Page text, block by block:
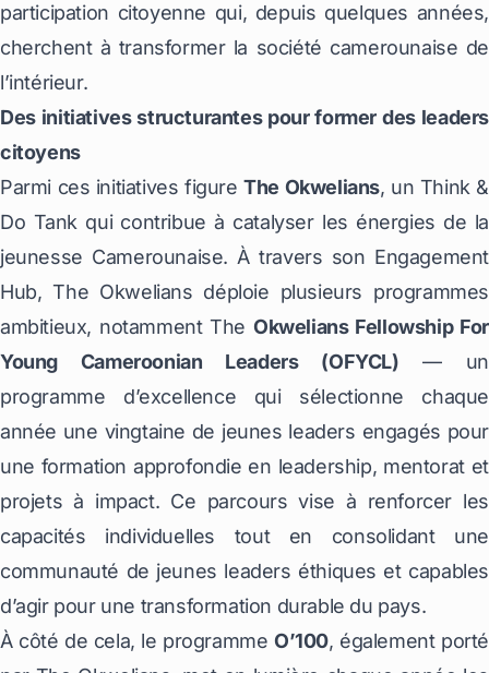
participation citoyenne qui, depuis quelques années,
cherchent à transformer la société camerounaise de
l’intérieur.
Des initiatives structurantes pour former des leaders
citoyens
Parmi ces initiatives figureThe Okwelians, un Think &
Do Tank qui contribue à catalyser les énergies de la
jeunesse Camerounaise. À travers son Engagement
Hub, The Okwelians déploie plusieurs programmes
ambitieux, notamment The Okwelians Fellowship For
Young Cameroonian Leaders (OFYCL) — un
programme d’excellence qui sélectionne chaque
année une vingtaine de jeunes leaders engagés pour
une formation approfondie en leadership, mentorat et
projets à impact. Ce parcours vise à renforcer les
capacités individuelles tout en consolidant une
communauté de jeunes leaders éthiques et capables
d’agir pour une transformation durable du pays.
À côté de cela, le programme O’100, également porté